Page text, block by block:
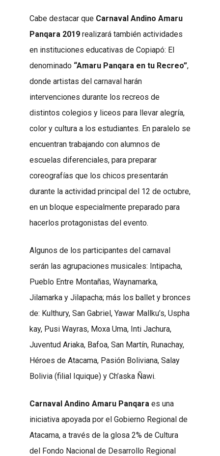
Cabe destacar que Carnaval Andino Amaru
Panqara 2019 realizará también actividades
en instituciones educativas de Copiapó: El
denominado “Amaru Panqara en tu Recreo”,
donde artistas del carnaval harán
intervenciones durante los recreos de
distintos colegios y liceos para llevar alegría,
color y cultura a los estudiantes. En paralelo se
encuentran trabajando con alumnos de
escuelas diferenciales, para preparar
coreografías que los chicos presentarán
durante la actividad principal del 12 de octubre,
en un bloque especialmente preparado para
hacerlos protagonistas del evento.
Algunos de los participantes del carnaval
serán las agrupaciones musicales: Intipacha,
Pueblo Entre Montañas, Waynamarka,
Jilamarka y Jilapacha; más los ballet y bronces
de: Kulthury, San Gabriel, Yawar Mallku’s, Uspha
kay, Pusi Wayras, Moxa Uma, Inti Jachura,
Juventud Ariaka, Bafoa, San Martín, Runachay,
Héroes de Atacama, Pasión Boliviana, Salay
Bolivia (filial Iquique) y Ch’aska Ñawi.
Carnaval Andino Amaru Panqara es una
iniciativa apoyada por el Gobierno Regional de
Atacama, a través de la glosa 2% de Cultura
del Fondo Nacional de Desarrollo Regional